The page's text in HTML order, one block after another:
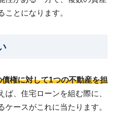
ことになります。
債権に対して1つの不動産を担
ば、住宅ローンを組む際に、
ースがこれに当たります。